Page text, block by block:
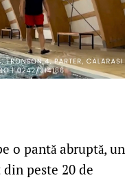
o pantă abruptă, un
peste 20 de